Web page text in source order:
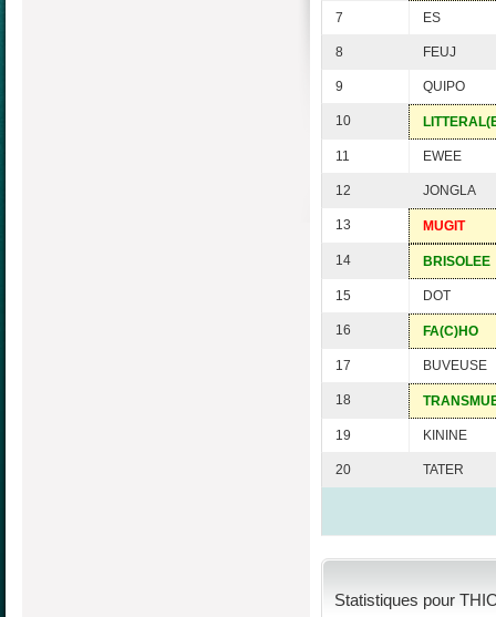
7 ES
8 FEUJ
9 QUIPO
10
11 EWEE
12 JONGLA
13 MUGIT
14 BRISOLEE
15 DOT
16 FA(C)HO
17 BUVEUSE
18
19 KININE
20 TATER
Statistiques pour